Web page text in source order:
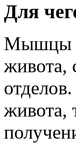
Для
Мышцы
живота,
живота,